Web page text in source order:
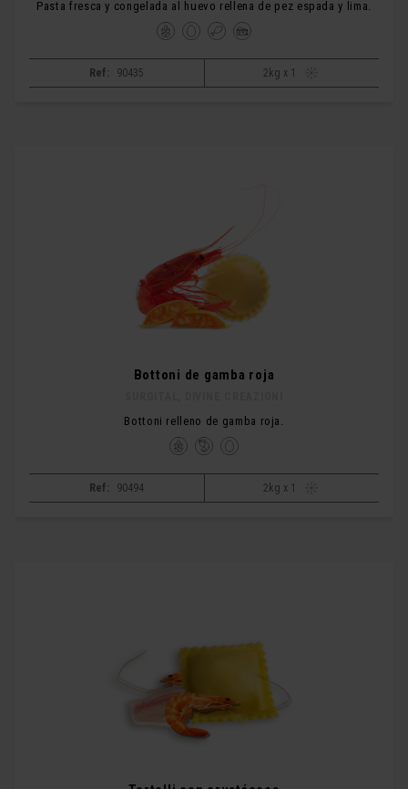
Pasta fresca y congelada al huevo rellena de pez espada y lima.
Ref: 90435 2kg x 1
Bottoni de gamba roja
Bottoni relleno de gamba roja.
Ref: 90494 2kg x 1